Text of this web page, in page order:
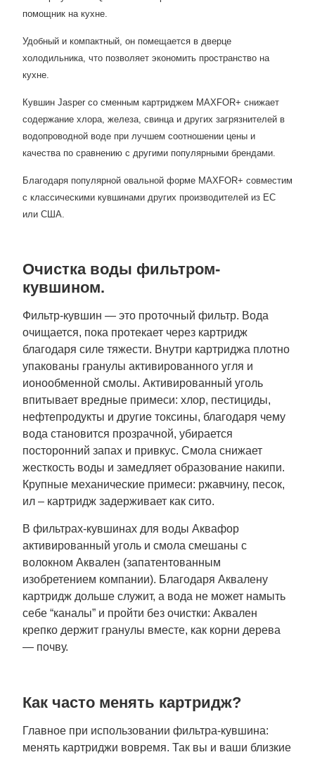
помощник на кухне.
Удобный и компактный, он помещается в дверце
холодильника, что позволяет экономить пространство на
кухне.
Кувшин Jasper со сменным картриджем MAXFOR+ снижает
содержание хлора, железа, свинца и других загрязнителей в
водопроводной воде при лучшем соотношении цены и
качества по сравнению с другими популярными брендами.
Благодаря популярной овальной форме MAXFOR+ совместим
с классическими кувшинами других производителей из ЕС
или США.
Очистка воды фильтром-
кувшином.
Фильтр-кувшин — это проточный фильтр. Вода
очищается, пока протекает через картридж
благодаря силе тяжести. Внутри картриджа плотно
упакованы гранулы активированного угля и
ионообменной смолы. Активированный уголь
впитывает вредные примеси: хлор, пестициды,
нефтепродукты и другие токсины, благодаря чему
вода становится прозрачной, убирается
посторонний запах и привкус. Смола снижает
жесткость воды и замедляет образование накипи.
Крупные механические примеси: ржавчину, песок,
ил – картридж задерживает как сито.
В фильтрах-кувшинах для воды Аквафор
активированный уголь и смола смешаны с
волокном Аквален (запатентованным
изобретением компании). Благодаря Аквалену
картридж дольше служит, а вода не может намыть
себе “каналы” и пройти без очистки: Аквален
крепко держит гранулы вместе, как корни дерева
— почву.
Как часто менять картридж?
Главное при использовании фильтра-кувшина:
менять картриджи вовремя. Так вы и ваши близкие